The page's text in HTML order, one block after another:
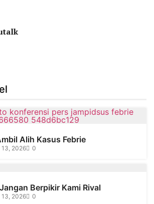
Alih Kasus Febrie
2026
0
Berpikir Kami Rival
2026
0